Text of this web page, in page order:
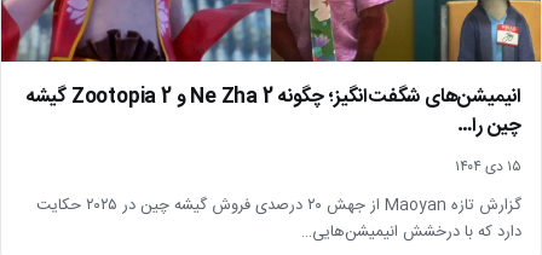
انیمیشن‌های شگفت‌انگیز؛ چگونه Ne Zha 2 و Zootopia 2 گیشه
چین را…
۱۵ دی ۱۴۰۴
گزارش تازه Maoyan از جهش ۲۰ درصدی فروش گیشه چین در ۲۰۲۵ حکایت
دارد که با درخشش انیمیشن‌هایی…